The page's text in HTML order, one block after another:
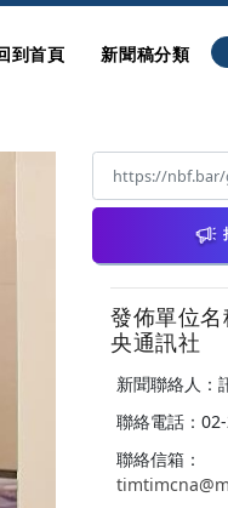
到首頁 新聞稿分類
發佈單位
央通訊社
新聞聯絡人：
聯絡電話：
聯絡信箱：